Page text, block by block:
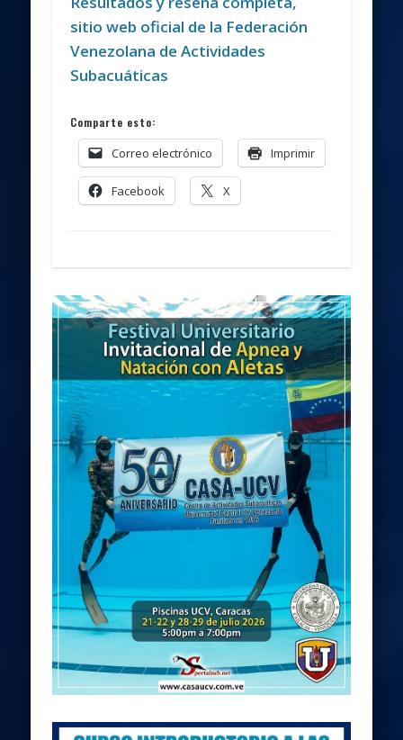
sitio web oficial de la Federación
Venezolana de Actividades
Subacuáticas
Comparte esto:
Correo electrónico Imprimir
Facebook X